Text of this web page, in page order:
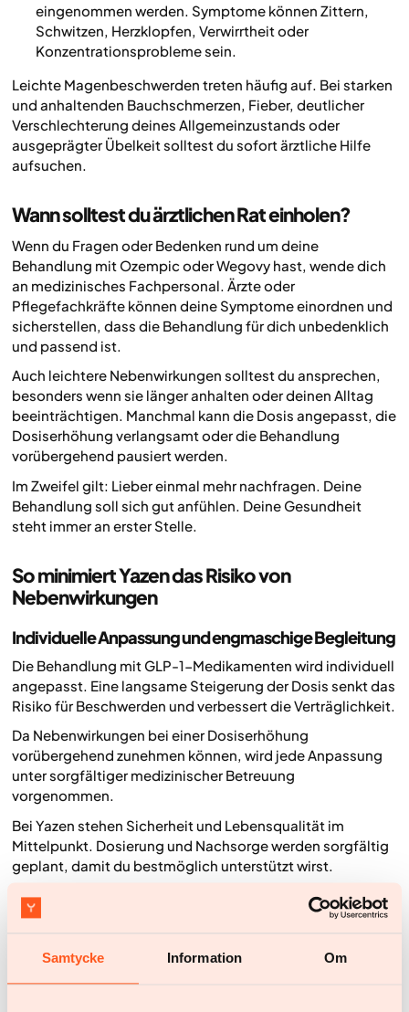
Samtycke Information Om
eingenommen werden. Symptome können Zittern,
Schwitzen, Herzklopfen, Verwirrtheit oder
Konzentrationsprobleme sein.
Leichte Magenbeschwerden treten häufig auf. Bei starken
und anhaltenden Bauchschmerzen, Fieber, deutlicher
Verschlechterung deines Allgemeinzustands oder
ausgeprägter Übelkeit solltest du sofort ärztliche Hilfe
aufsuchen.
Wann solltest du ärztlichen Rat einholen?
Wenn du Fragen oder Bedenken rund um deine
Behandlung mit Ozempic oder Wegovy hast, wende dich
an medizinisches Fachpersonal. Ärzte oder
Pflegefachkräfte können deine Symptome einordnen und
sicherstellen, dass die Behandlung für dich unbedenklich
und passend ist.
Auch leichtere Nebenwirkungen solltest du ansprechen,
besonders wenn sie länger anhalten oder deinen Alltag
beeinträchtigen. Manchmal kann die Dosis angepasst, die
Dosiserhöhung verlangsamt oder die Behandlung
vorübergehend pausiert werden.
Im Zweifel gilt: Lieber einmal mehr nachfragen. Deine
Behandlung soll sich gut anfühlen. Deine Gesundheit
steht immer an erster Stelle.
So minimiert Yazen das Risiko von
Nebenwirkungen
Individuelle Anpassung und engmaschige Begleitung
Die Behandlung mit GLP-1-Medikamenten wird individuell
angepasst. Eine langsame Steigerung der Dosis senkt das
Risiko für Beschwerden und verbessert die Verträglichkeit.
Da Nebenwirkungen bei einer Dosiserhöhung
vorübergehend zunehmen können, wird jede Anpassung
unter sorgfältiger medizinischer Betreuung
vorgenommen.
Bei Yazen stehen Sicherheit und Lebensqualität im
Mittelpunkt. Dosierung und Nachsorge werden sorgfältig
geplant, damit du bestmöglich unterstützt wirst.
Das Prinzip der niedrigsten wirksamen Dosis
Es ist ein häufiger Irrtum, dass immer die Höchstdosis
notwendig ist. Die Dosis wird nur so weit gesteigert, bis